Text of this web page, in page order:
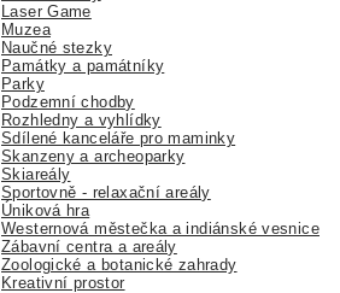
Laser Game
Muzea
Naučné stezky
Památky a památníky
Parky
Podzemní chodby
Rozhledny a vyhlídky
Sdílené kanceláře pro maminky
Skanzeny a archeoparky
Skiareály
Sportovně - relaxační areály
Úniková hra
Westernová městečka a indiánské vesnice
Zábavní centra a areály
Zoologické a botanické zahrady
Kreativní prostor